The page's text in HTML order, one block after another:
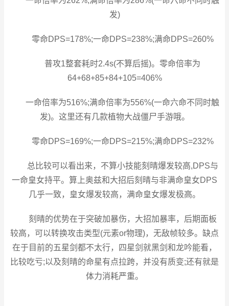
发)
零命DPS=178%;一命DPS=238%;满命DPS=260%
普攻1整套耗时2.4s(不算后摇)。零命倍率为
64+68+85+84+105=406%
一命倍率为516%;满命倍率为556%(一命六命不同时触
发)。这里还有几款植物大战僵尸手游哦。
零命DPS=169%;一命DPS=215%;满命DPS=232%
总比较可以看出来，不算小技能刻晴爆发较高,DPS与
一命皇女持平。算上奥兹和大招后刻晴与非满命皇女DPS
几乎一致，皇女爆发较高，满命皇女爆发极高。
刻晴的优势在于突破加暴伤，大招加暴率，后期面板
较高，可以转换攻击类型(元素or物理)，无敌帧较多。缺点
在于目前的五星剑都不太行，四星剑就黑剑和龙吟能看，
比较吃亏;以及刻晴的命星有点拉跨，并没有质变;还有就是
体力消耗严重。